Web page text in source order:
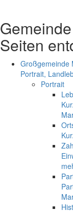
Seiten
Großgemeinde
Portrait,
Portrait